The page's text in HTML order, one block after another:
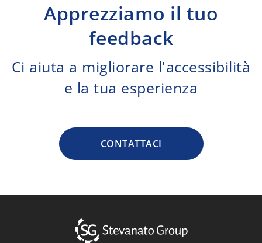
Apprezziamo il tuo
feedback
Ci aiuta a migliorare l'accessibilità
e la tua esperienza
CONTATTACI